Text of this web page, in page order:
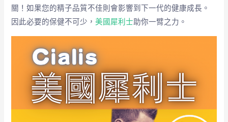
關！如果您的精子品質不佳則會影響到下一代的健康成長。
因此必要的保健不可少，美國犀利士助你一臂之力。